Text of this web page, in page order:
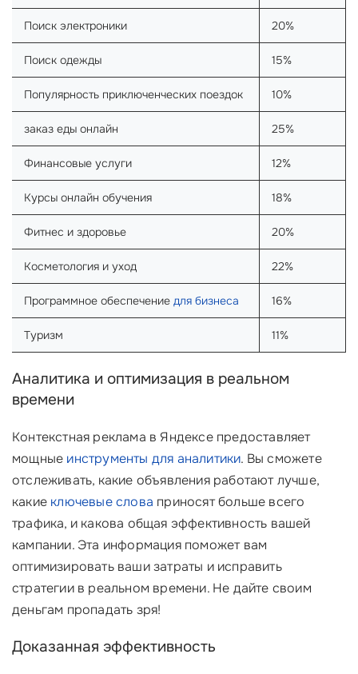
Поиск электроники 20%
Поиск одежды 15%
Популярность приключенческих поездок 10%
заказ еды онлайн 25%
Финансовые услуги 12%
Курсы онлайн обучения 18%
Фитнес и здоровье 20%
Косметология и уход 22%
Программное обеспечение для бизнеса 16%
Туризм 11%
Аналитика и оптимизация в реальном
времени
Контекстная реклама в Яндексе предоставляет
мощные инструменты для аналитики. Вы сможете
отслеживать, какие объявления работают лучше,
какие ключевые слова приносят больше всего
трафика, и какова общая эффективность вашей
кампании. Эта информация поможет вам
оптимизировать ваши затраты и исправить
стратегии в реальном времени. Не дайте своим
деньгам пропадать зря!
Доказанная эффективность